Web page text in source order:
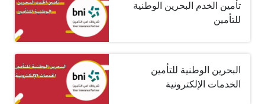
تأمين الخدم البحرين الوطنية
للتأمين
البحرين الوطنية للتأمين
الخدمات الإلكترونية